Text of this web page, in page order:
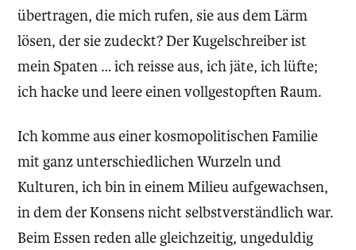
übertragen, die mich rufen, sie aus dem Lärm
lösen, der sie zudeckt? Der Kugelschreiber ist
mein Spaten … ich reisse aus, ich jäte, ich lüfte;
ich hacke und leere einen vollgestopften Raum.
Ich komme aus einer kosmopolitischen Familie
mit ganz unterschiedlichen Wurzeln und
Kulturen, ich bin in einem Milieu aufgewachsen,
in dem der Konsens nicht selbstverständlich war.
Beim Essen reden alle gleichzeitig, ungeduldig